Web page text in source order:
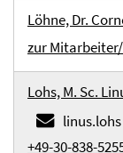
Löhne, Dr.
zur
Lohs, M. Sc.
+49-30-838-